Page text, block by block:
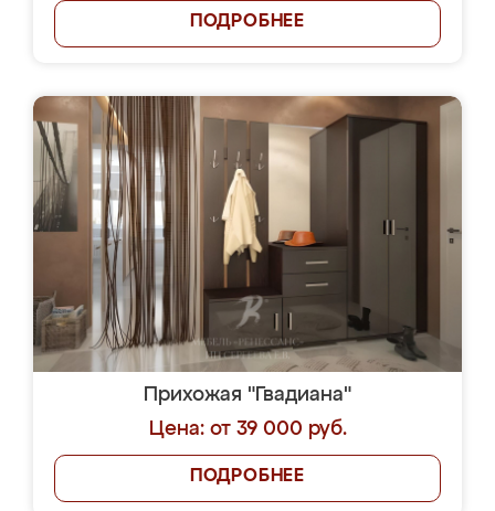
ПОДРОБНЕЕ
Прихожая "Гвадиана"
Цена: от 39 000 руб.
ПОДРОБНЕЕ